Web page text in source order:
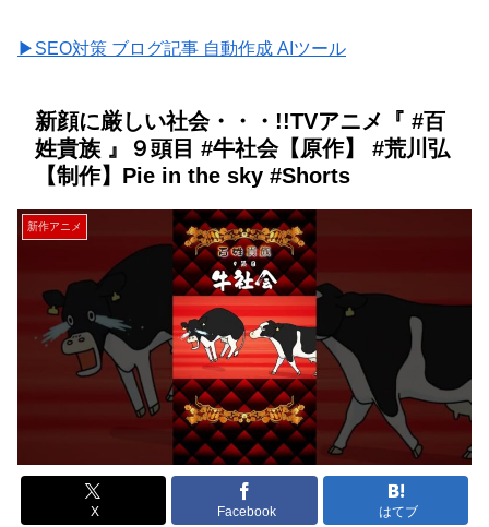
▶SEO対策 ブログ記事 自動作成 AIツール
新顔に厳しい社会・・・!!TVアニメ『 #百
姓貴族 』９頭目 #牛社会【原作】 #荒川弘
【制作】Pie in the sky #Shorts
新作アニメ
X Facebook はてブ